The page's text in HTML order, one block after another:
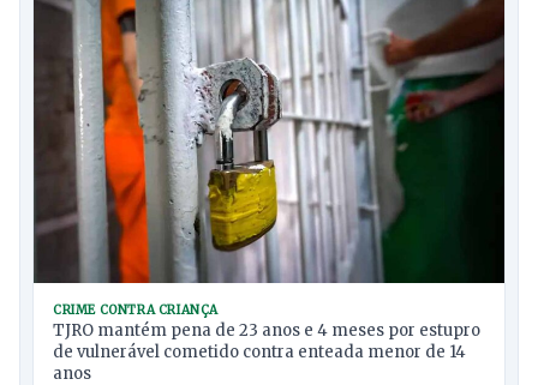
CRIME CONTRA CRIANÇA
TJRO mantém pena de 23 anos e 4 meses por estupro
de vulnerável cometido contra enteada menor de 14
anos